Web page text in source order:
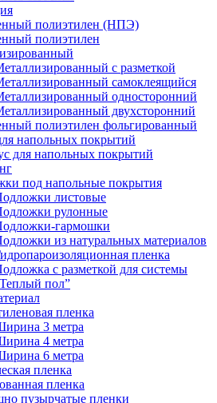
полиэтилен (НПЭ)
полиэтилен
с разметкой
самоклеящийся
односторонний
двухсторонний
полиэтилен фольгированный
напольных покрытий
для напольных покрытий
под напольные покрытия
листовые
рулонные
гармошки
из натуральных материалов
пленка
с разметкой для системы
пол”
пленка
3 метра
4 метра
6 метра
пленка
пленка
пузырчатые пленки